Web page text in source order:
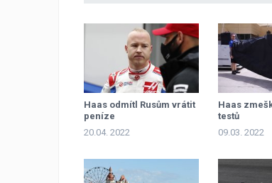
Haas odmítl Rusům vrátit
peníze
20.04. 2022
Haas
testů
09.03. 2022